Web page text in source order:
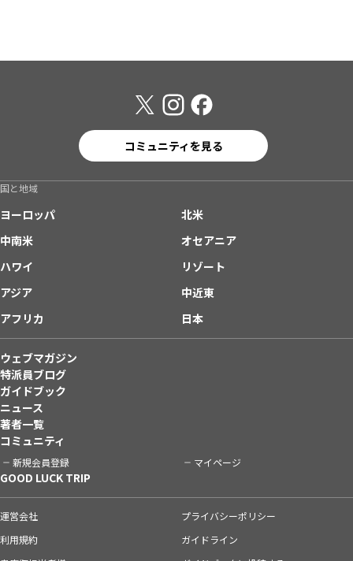
コミュニティを見る
国と地域
ヨーロッパ
北米
中南米
オセアニア
ハワイ
リゾート
アジア
中近東
アフリカ
日本
ウェブマガジン
特派員ブログ
ガイドブック
ニュース
著者一覧
コミュニティ
新規会員登録 マイページ
GOOD LUCK TRIP
運営会社
プライバシーポリシー
利用規約
ガイドライン